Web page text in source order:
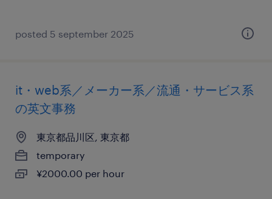
posted 5 september 2025
it・web系／メーカー系／流通・サービス系
の英文事務
東京都品川区, 東京都
temporary
¥2000.00 per hour